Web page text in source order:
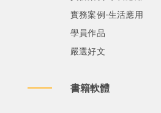
實務案例-生活應用
學員作品
嚴選好文
書籍軟體